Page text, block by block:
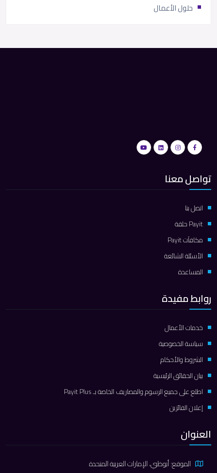
حلول الأعمال
تواصل معنا
اتصل بنا
Payit حلقة
مكافآت Payit
الأسئلة الشائعة
المساعدة
روابط مفيدة
خدمات الأعمال
سياسة الخصوصية
الشروط والأحكام
بيان الحقائق الرئيسية
اطلع على جميع الرسوم والمصاريف الخاصة بـ Payit Plus
إعلان الفائزين
العنوان
الموقع: أبوظبي، الإمارات العربية المتحدة